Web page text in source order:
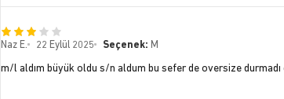
Naz E. 22 Eylül 2025 Seçenek: M
m/l aldım büyük oldu s/n aldum bu sefer de oversize durmadı